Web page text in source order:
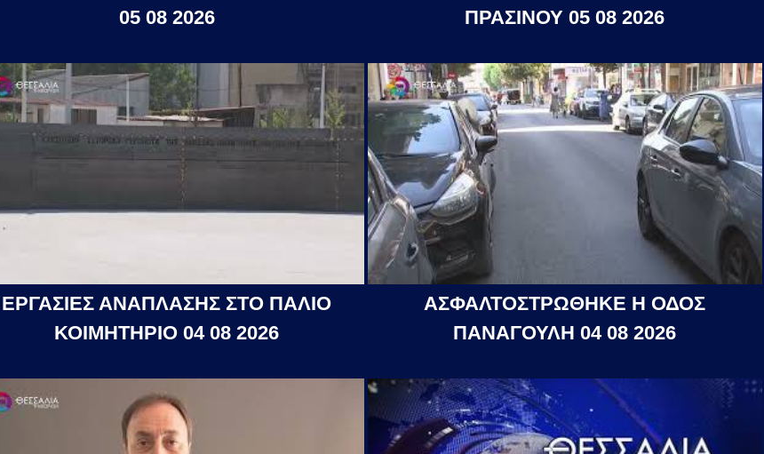
05 08 2026
ΠΡΑΣΙΝΟΥ 05 08 2026
ΕΡΓΑΣΙΕΣ ΑΝΑΠΛΑΣΗΣ ΣΤΟ ΠΑΛΙΟ
ΚΟΙΜΗΤΗΡΙΟ 04 08 2026
ΑΣΦΑΛΤΟΣΤΡΩΘΗΚΕ Η ΟΔΟΣ
ΠΑΝΑΓΟΥΛΗ 04 08 2026